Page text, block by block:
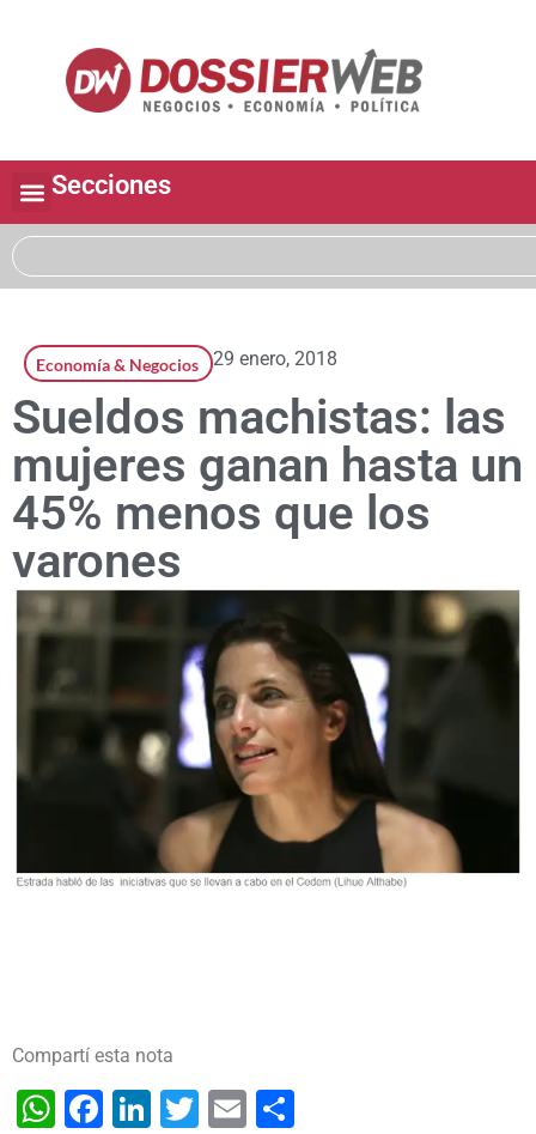
Secciones
Economía & Negocios 29 enero, 2018
Sueldos machistas: las
mujeres ganan hasta un
45% menos que los
varones
Compartí esta nota
WhatsApp
Facebook
LinkedIn
TwitterEmail